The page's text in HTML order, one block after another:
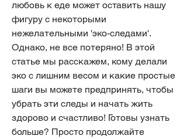
любовь к еде может оставить нашу
фигуру с некоторыми
нежелательными 'эко-следами'.
Однако, не все потеряно! В этой
статье мы расскажем, кому делали
эко с лишним весом и какие простые
шаги вы можете предпринять, чтобы
убрать эти следы и начать жить
здорово и счастливо! Готовы узнать
больше? Просто продолжайте